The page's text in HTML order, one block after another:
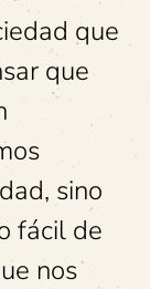
que
que
sino
fácil de
nos